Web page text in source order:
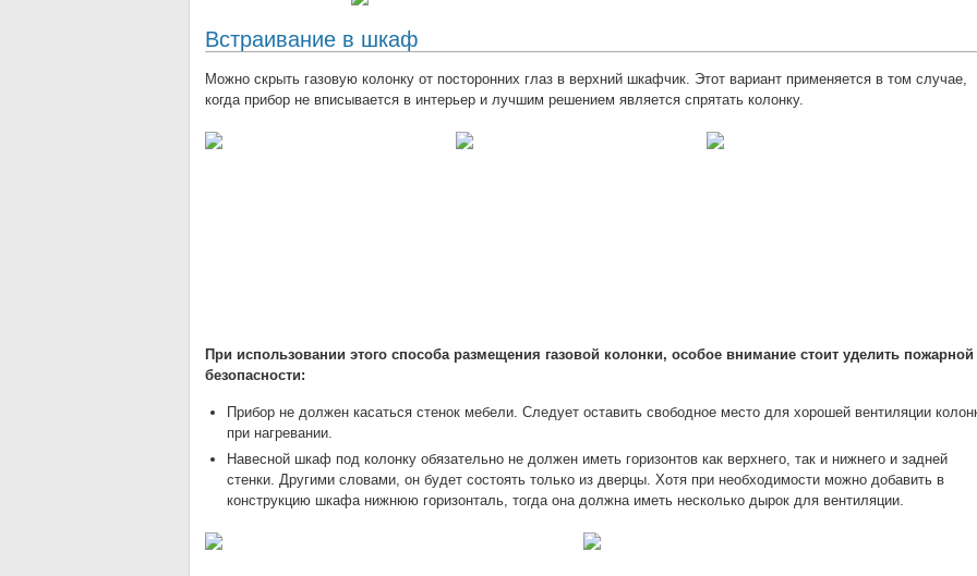
Встраивание в шкаф
Можно скрыть газовую колонку от посторонних глаз в верхний шкафчик. Этот вариант применяется в том случае,
когда прибор не вписывается в интерьер и лучшим решением является спрятать колонку.
При использовании этого способа размещения газовой колонки, особое внимание стоит уделить пожарной
безопасности:
Прибор не должен касаться стенок мебели. Следует оставить свободное место для хорошей вентиляции
при нагревании.
Навесной шкаф под колонку обязательно не должен иметь горизонтов как верхнего, так и нижнего и задней
стенки. Другими словами, он будет состоять только из дверцы. Хотя при необходимости можно добавить в
конструкцию шкафа нижнюю горизонталь, тогда она должна иметь несколько дырок для вентиляции.